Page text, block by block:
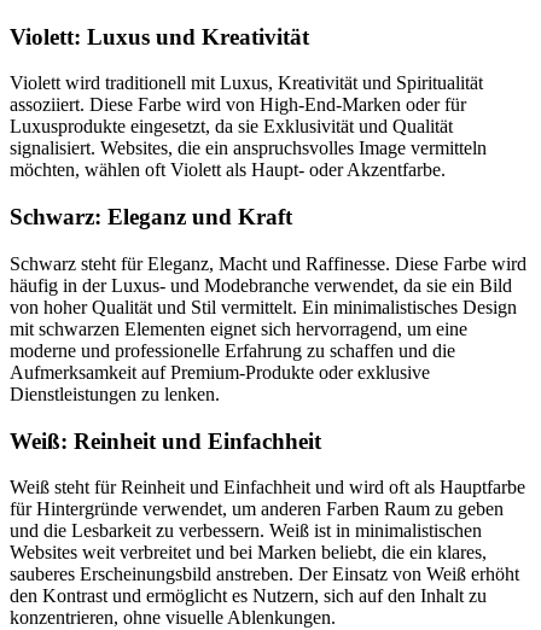
Violett: Luxus und Kreativität
Violett wird traditionell mit Luxus, Kreativität und Spiritualität
assoziiert. Diese Farbe wird von High-End-Marken oder für
Luxusprodukte eingesetzt, da sie Exklusivität und Qualität
signalisiert. Websites, die ein anspruchsvolles Image vermitteln
möchten, wählen oft Violett als Haupt- oder Akzentfarbe.
Schwarz: Eleganz und Kraft
Schwarz steht für Eleganz, Macht und Raffinesse. Diese Farbe wird
häufig in der Luxus- und Modebranche verwendet, da sie ein Bild
von hoher Qualität und Stil vermittelt. Ein minimalistisches Design
mit schwarzen Elementen eignet sich hervorragend, um eine
moderne und professionelle Erfahrung zu schaffen und die
Aufmerksamkeit auf Premium-Produkte oder exklusive
Dienstleistungen zu lenken.
Weiß: Reinheit und Einfachheit
Weiß steht für Reinheit und Einfachheit und wird oft als Hauptfarbe
für Hintergründe verwendet, um anderen Farben Raum zu geben
und die Lesbarkeit zu verbessern. Weiß ist in minimalistischen
Websites weit verbreitet und bei Marken beliebt, die ein klares,
sauberes Erscheinungsbild anstreben. Der Einsatz von Weiß erhöht
den Kontrast und ermöglicht es Nutzern, sich auf den Inhalt zu
konzentrieren, ohne visuelle Ablenkungen.